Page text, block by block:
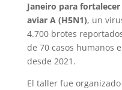
Janeiro para
aviar A (H5N1), un
4.700 brotes
de 70 casos humanos
desde 2021.
El taller fue